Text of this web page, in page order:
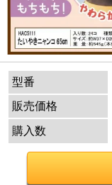
型番
販売価格
購入数